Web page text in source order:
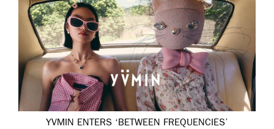
YVMIN ENTERS ‘BETWEEN FREQUENCIES’